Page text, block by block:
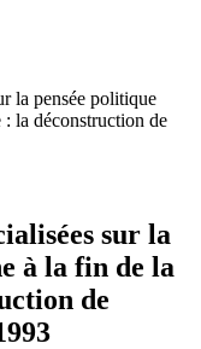
la pensée politique
la déconstruction de
sur la
à la fin de la
de